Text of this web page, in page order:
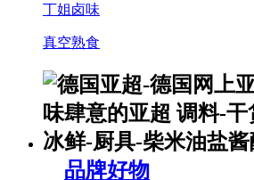
丁姐卤味
真空熟食
品牌好物